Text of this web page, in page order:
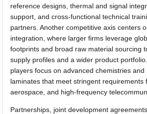
reference designs, thermal and signal
support, and cross-functional technical
partners. Another competitive axis centers
integration, where larger firms leverage
footprints and broad raw material sourcing
supply profiles and a wider product
players focus on advanced chemistries
laminates that meet stringent requirements
aerospace, and high-frequency
Partnerships, joint development